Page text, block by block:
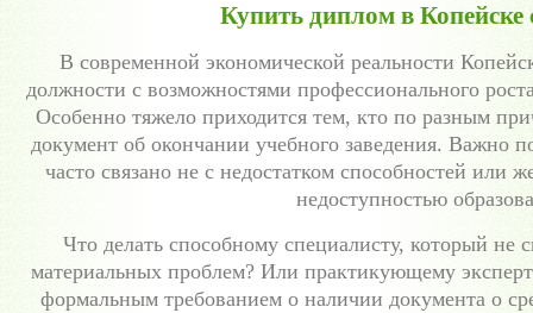
Купить диплом в Копейске
В современной экономической реальности
должности с возможностями профессионального
Особенно тяжело приходится тем, кто по разным
документ об окончании учебного заведения. Важно
часто связано не с недостатком способностей или
недоступностью
Что делать способному специалисту, который не
материальных проблем? Или практикующему
формальным требованием о наличии документа о